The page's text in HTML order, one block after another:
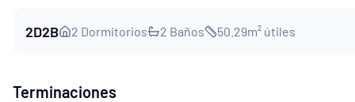
2D2B 2 Dormitorios 2 Baños 50.29m² útiles
Terminaciones